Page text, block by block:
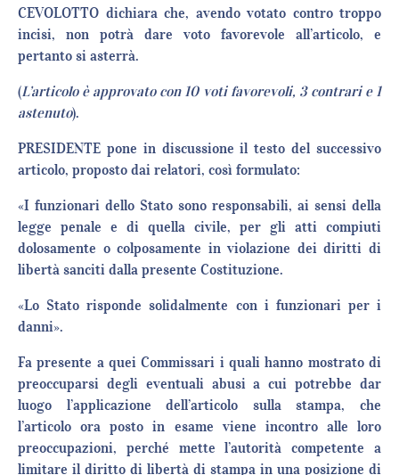
CEVOLOTTO dichiara che, avendo votato contro troppo
incisi, non potrà dare voto favorevole all’articolo, e
pertanto si asterrà.
(L’articolo è approvato con 10 voti favorevoli, 3 contrari e 1
astenuto).
PRESIDENTE pone in discussione il testo del successivo
articolo, proposto dai relatori, così formulato:
«I funzionari dello Stato sono responsabili, ai sensi della
legge penale e di quella civile, per gli atti compiuti
dolosamente o colposamente in violazione dei diritti di
libertà sanciti dalla presente Costituzione.
«Lo Stato risponde solidalmente con i funzionari per i
danni».
Fa presente a quei Commissari i quali hanno mostrato di
preoccuparsi degli eventuali abusi a cui potrebbe dar
luogo l’applicazione dell’articolo sulla stampa, che
l’articolo ora posto in esame viene incontro alle loro
preoccupazioni, perché mette l’autorità competente a
limitare il diritto di libertà di stampa in una posizione di